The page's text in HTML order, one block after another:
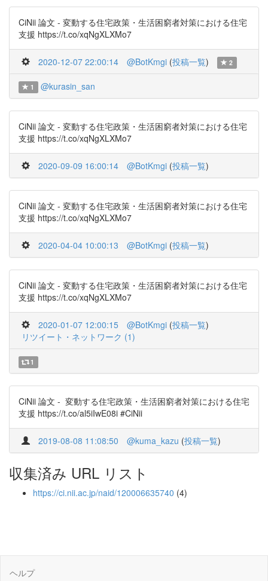
CiNii 論文 - 変動する住宅政策・生活困窮者対策における住宅
支援 https://t.co/xqNgXLXMo7
2020-12-07 22:00:14 @BotKmgi (投稿一覧) 2
1 @kurasin_san
CiNii 論文 - 変動する住宅政策・生活困窮者対策における住宅
支援 https://t.co/xqNgXLXMo7
2020-09-09 16:00:14 @BotKmgi (投稿一覧)
CiNii 論文 - 変動する住宅政策・生活困窮者対策における住宅
支援 https://t.co/xqNgXLXMo7
2020-04-04 10:00:13 @BotKmgi (投稿一覧)
CiNii 論文 - 変動する住宅政策・生活困窮者対策における住宅
支援 https://t.co/xqNgXLXMo7
2020-01-07 12:00:15 @BotKmgi (投稿一覧)
リツイート・ネットワーク (1)
1
CiNii 論文 - 変動する住宅政策・生活困窮者対策における住宅
支援 https://t.co/al5iIwE08i #CiNii
2019-08-08 11:08:50 @kuma_kazu (投稿一覧)
収集済み URL リスト
https://ci.nii.ac.jp/naid/120006635740 (4)
ヘルプ